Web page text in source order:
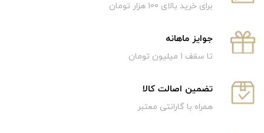
برای خرید بالای 100 هزار تومان
جوایز ماهانه
تا سقف 1 میلیون تومان
تضمین اصالت کالا
همراه با گارانتی معتبر